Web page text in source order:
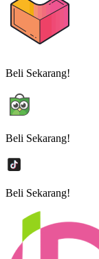
Beli Sekarang!
Beli Sekarang!
Beli Sekarang!